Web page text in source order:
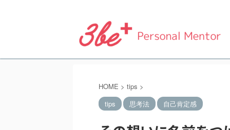
HOME > tips >
tips
思考法 自己肯定感